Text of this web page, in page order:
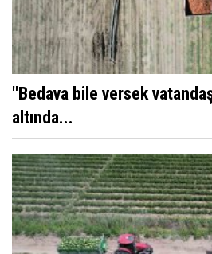
''Bedava bile versek
altında...